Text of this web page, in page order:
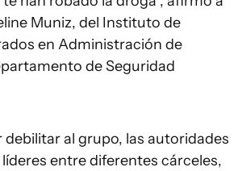
Muniz, del Instituto de
en Administración de
de Seguridad
al grupo, las autoridades
entre diferentes cárceles,